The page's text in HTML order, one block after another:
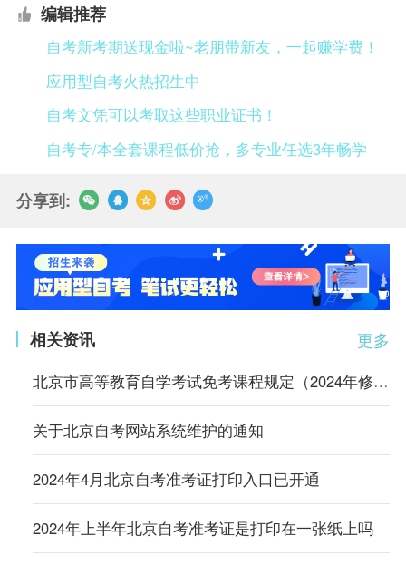
编辑推荐
自考新考期送现金啦~老朋带新友，一起赚学费！
应用型自考火热招生中
自考文凭可以考取这些职业证书！
自考专/本全套课程低价抢，多专业任选3年畅学
分享到:
更多
相关资讯
北京市高等教育自学考试免考课程规定（2024年修订）
关于北京自考网站系统维护的通知
2024年4月北京自考准考证打印入口已开通
2024年上半年北京自考准考证是打印在一张纸上吗